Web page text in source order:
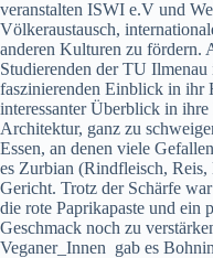
veranstalten ISWI e.V und
Völkeraustausch,
anderen Kulturen zu fördern.
Studierenden der TU
faszinierenden Einblick in ihr
interessanter Überblick in
Architektur, ganz zu
Essen, an denen viele
es Zurbian (Rindfleisch,
Gericht. Trotz der Schärfe
die rote Paprikapaste und ein
Geschmack noch zu
Veganer_Innen gab es